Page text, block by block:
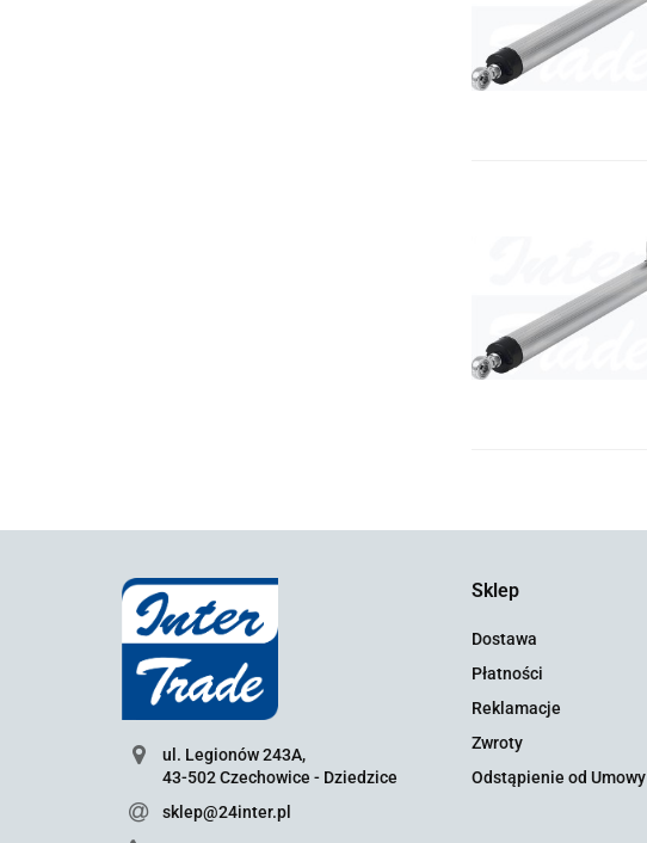
ul. Legionów 243A,
43-502 Czechowice - Dziedzice
sklep@24inter.pl
Sklep
Dostawa
Płatności
Reklamacje
Zwroty
Odstąpienie od Umowy